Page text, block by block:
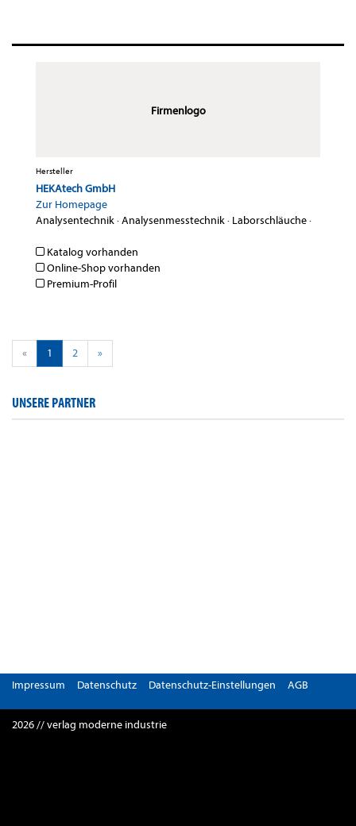
Firmenlogo
Hersteller
HEKAtech GmbH
Zur Homepage
Analysentechnik·Analysenmesstechnik· Laborschläuche·
Katalog vorhanden
Online-Shop vorhanden
Premium-Profil
« 1 2 »
UNSERE PARTNER
Impressum Datenschutz Datenschutz-Einstellungen AGB
2026 // verlag moderne industrie